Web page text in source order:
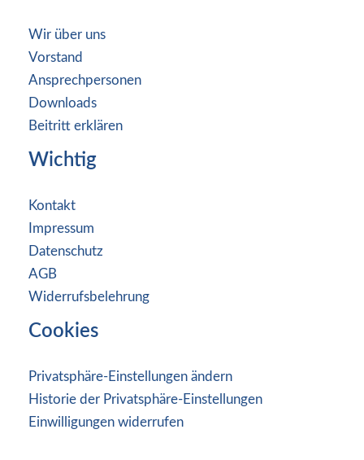
Wir über uns
Vorstand
Ansprechpersonen
Downloads
Beitritt erklären
Wichtig
Kontakt
Impressum
Datenschutz
AGB
Widerrufsbelehrung
Cookies
Privatsphäre-Einstellungen ändern
Historie der Privatsphäre-Einstellungen
Einwilligungen widerrufen